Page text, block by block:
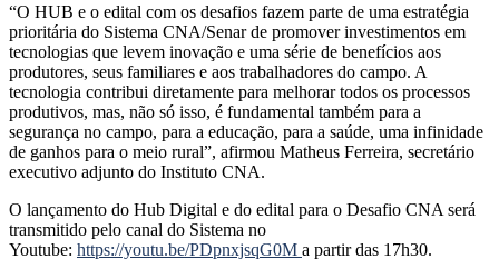
“O HUB e o edital com os desafios fazem parte de uma estratégia
prioritária do Sistema CNA/Senar de promover investimentos em
tecnologias que levem inovação e uma série de benefícios aos
produtores, seus familiares e aos trabalhadores do campo. A
tecnologia contribui diretamente para melhorar todos os processos
produtivos, mas, não só isso, é fundamental também para a
segurança no campo, para a educação, para a saúde, uma infinidade
de ganhos para o meio rural”, afirmou Matheus Ferreira, secretário
executivo adjunto do Instituto CNA.
O lançamento do Hub Digital e do edital para o Desafio CNA será
transmitido pelo canal do Sistema no
Youtube: https://youtu.be/PDpnxjsqG0M a partir das 17h30.